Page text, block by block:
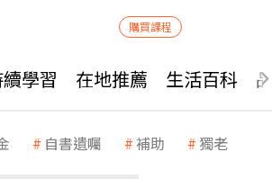
購買課程
學習 在地推薦 生活百科
自書遺囑 補助 獨老